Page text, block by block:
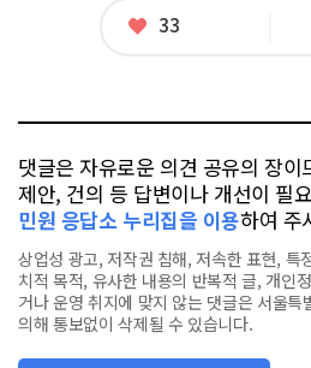
좋
33
댓글은 자유로운 의견 공유의 장
제안, 건의 등 답변이나 개선이 필
민원 응답소 누리집을 이용하여 주
상업성 광고, 저작권 침해, 저속한 표현, 특
치적 목적, 유사한 내용의 반복적 글, 개인
거나 운영 취지에 맞지 않는 댓글은 서울특
의해 통보없이 삭제될 수 있습니다.